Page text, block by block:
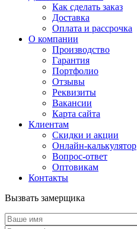
Как сделать заказ
Доставка
Оплата и рассрочка
О компании
Производство
Гарантия
Портфолио
Отзывы
Реквизиты
Вакансии
Карта сайта
Клиентам
Скидки и акции
Онлайн-калькулятор
Вопрос-ответ
Оптовикам
Контакты
Вызвать замерщика